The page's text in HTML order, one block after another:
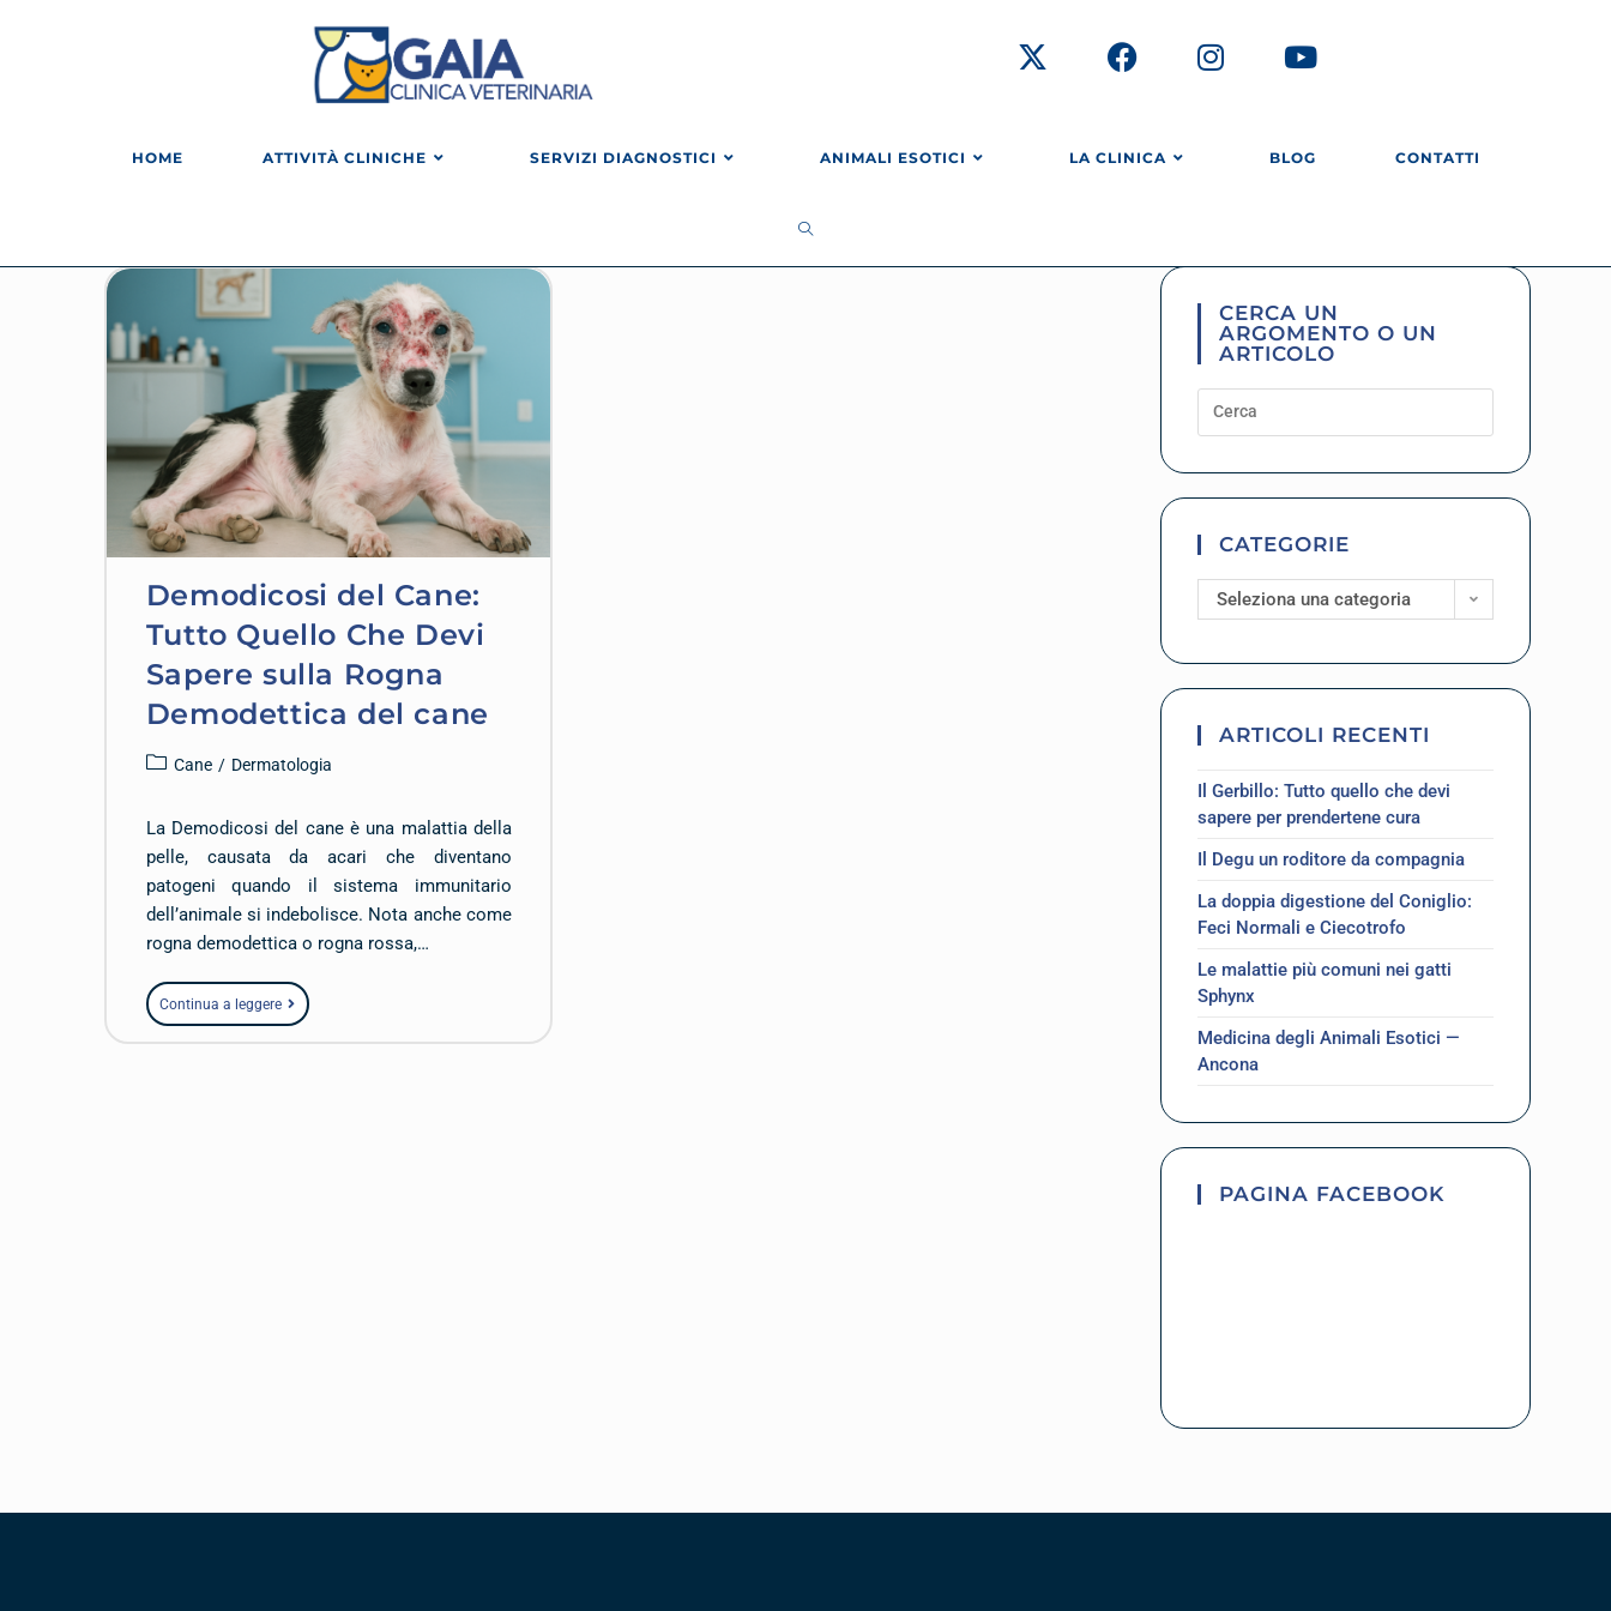
HOME ATTIVITÀ CLINICHE SERVIZI DIAGNOSTICI ANIMALI ESOTICI LA CLINICA BLOG CONTATTI
Demodicosi del Cane:
Tutto Quello Che Devi
Sapere sulla Rogna
Demodettica del cane
Cane / Dermatologia
La Demodicosi del cane è una malattia della
pelle, causata da acari che diventano
patogeni quando il sistema immunitario
dell’animale si indebolisce. Nota anche come
rogna demodettica o rogna rossa,…
Continua a leggere
CERCA UN
ARGOMENTO O UN
ARTICOLO
CATEGORIE
Seleziona una categoria
ARTICOLI RECENTI
Il Gerbillo: Tutto quello che devi
sapere per prendertene cura
Il Degu un roditore da compagnia
La doppia digestione del Coniglio:
Feci Normali e Ciecotrofo
Le malattie più comuni nei gatti
Sphynx
Medicina degli Animali Esotici —
Ancona
PAGINA FACEBOOK